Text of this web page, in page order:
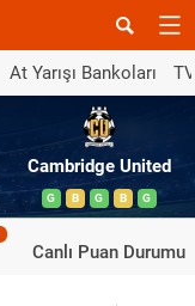
At Yarışı Bankoları
Cambridge United
G B G B G
Canlı Puan Durumu